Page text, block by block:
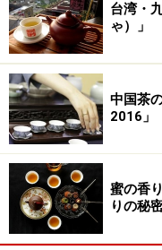
台湾・
ゃ）」
中国茶
2016」
蜜の香
りの秘